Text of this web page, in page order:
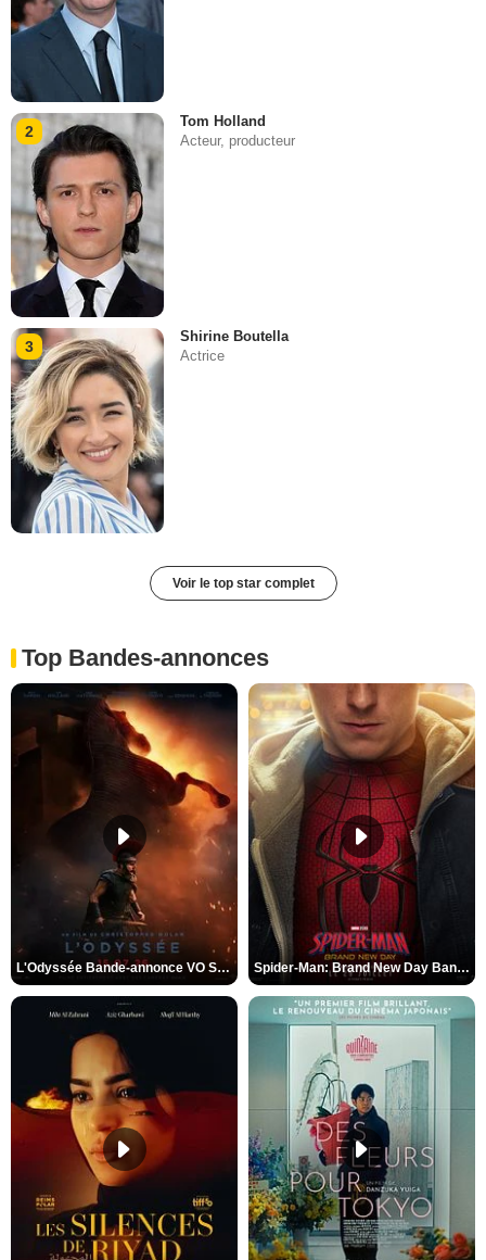
2
Tom Holland
Acteur, producteur
3
Shirine Boutella
Actrice
Voir le top star complet
Top Bandes-annonces
L'Odyssée Bande-annonce VO STFR Spider-Man: Brand New Day Bande-annonce VO STFR